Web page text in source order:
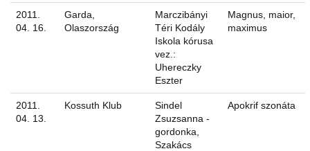
2011.
04. 16.
Garda,
Olaszország
Marczibányi
Téri Kodály
Iskola kórusa
vez.:
Uhereczky
Eszter
Magnus, maior,
maximus
2011.
04. 13.
Kossuth Klub
Sindel
Zsuzsanna -
gordonka,
Szakács
Apokrif szonáta